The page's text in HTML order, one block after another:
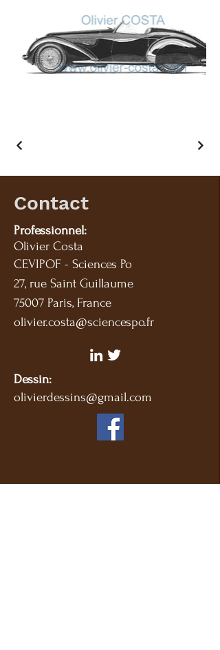
Contact
Professionnel:
Olivier Costa
CEVIPOF - Sciences Po
27, rue Saint Guillaume
75007 Paris, France
olivier.costa@sciencespo.fr
Dessin:
olivierdessins@gmail.com